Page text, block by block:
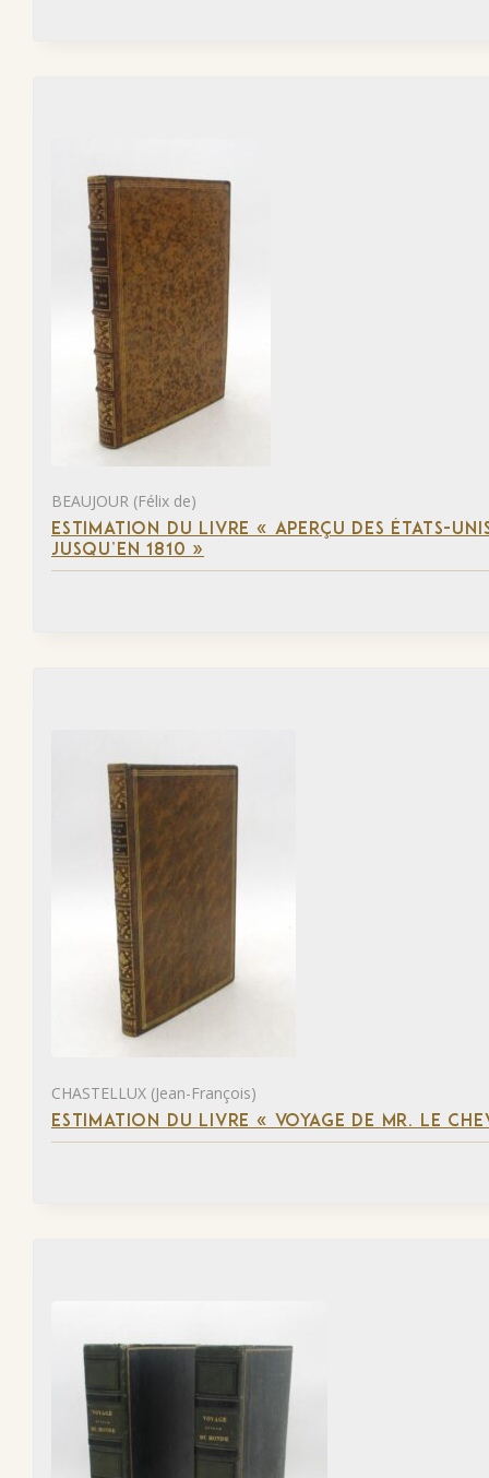
BEAUJOUR (Félix de)
ESTIMATION DU LIVRE « APERÇU DES ÉTATS-
JUSQU’EN 1810 »
CHASTELLUX (Jean-François)
ESTIMATION DU LIVRE « VOYAGE DE MR. LE